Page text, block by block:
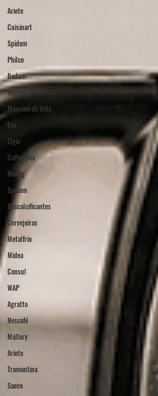
Ariete
Cuisinart
Spidem
Philco
Bodum
Suggar
Máquina de Gelo
Eos
Elgin
Coffee Box
Keurig
Spidem
Descalcificantes
Cervejeiras
Metalfrio
Midea
Consul
WAP
Agratto
Nescafé
Mallory
Ariete
Tramontina
Saeco